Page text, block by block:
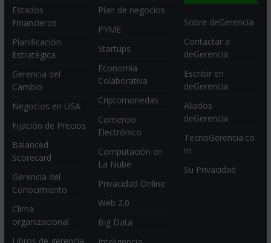
Estados
Financieros
Planificación
Estratégica
Gerencia del
Cambio
Negocios en USA
Fijación de Precios
Balanced
Scorecard
Gerencia del
Conocimiento
Clima
organizacional
Plan de negocios
PYME
Startups
Economia
Colaborativa
Criptomonedas
Comercio
Electrónico
Computación en
La Nube
Privacidad Online
Web 2.0
Big Data
Sobre deGerencia
Contactar a
deGerencia
Escribir en
deGerencia
Aliados
deGerencia
TecnoGerencia.co
m
Su Privacidad